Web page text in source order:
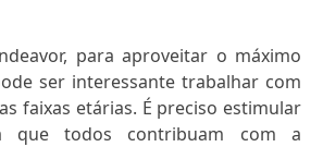
para aproveitar o máximo
ser interessante trabalhar com
faixas etárias. É preciso estimular
que todos contribuam com a